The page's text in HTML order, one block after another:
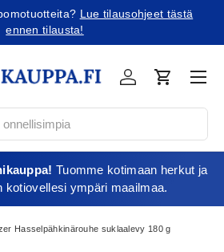
Lue tilausohjeet tästä
ennen tilausta!
KirjauduOstoskori
Tuomme kotimaan herkut ja
kotiovellesi ympäri maailmaa.
Hasselpähkinärouhe suklaalevy 180 g